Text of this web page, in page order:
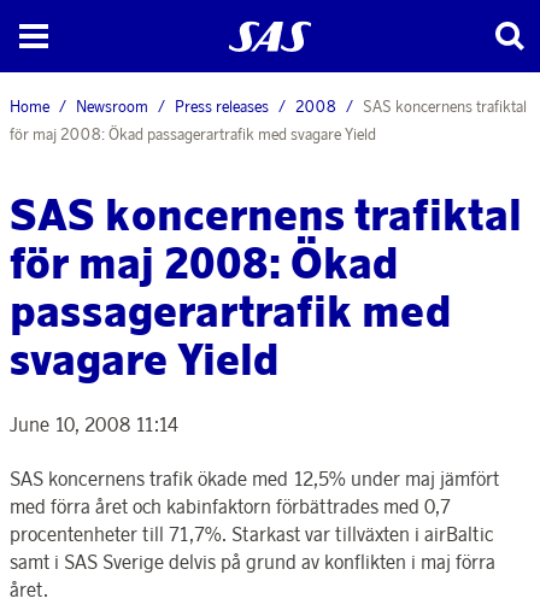
Home Newsroom Press releases 2008
SAS koncernens trafiktal
för maj 2008: Ökad passagerartrafik med svagare Yield
SAS koncernens trafiktal
för maj 2008: Ökad
passagerartrafik med
svagare Yield
June 10, 2008 11:14
SAS koncernens trafik ökade med 12,5% under maj jämfört
med förra året och kabinfaktorn förbättrades med 0,7
procentenheter till 71,7%. Starkast var tillväxten i airBaltic
samt i SAS Sverige delvis på grund av konflikten i maj förra
året.